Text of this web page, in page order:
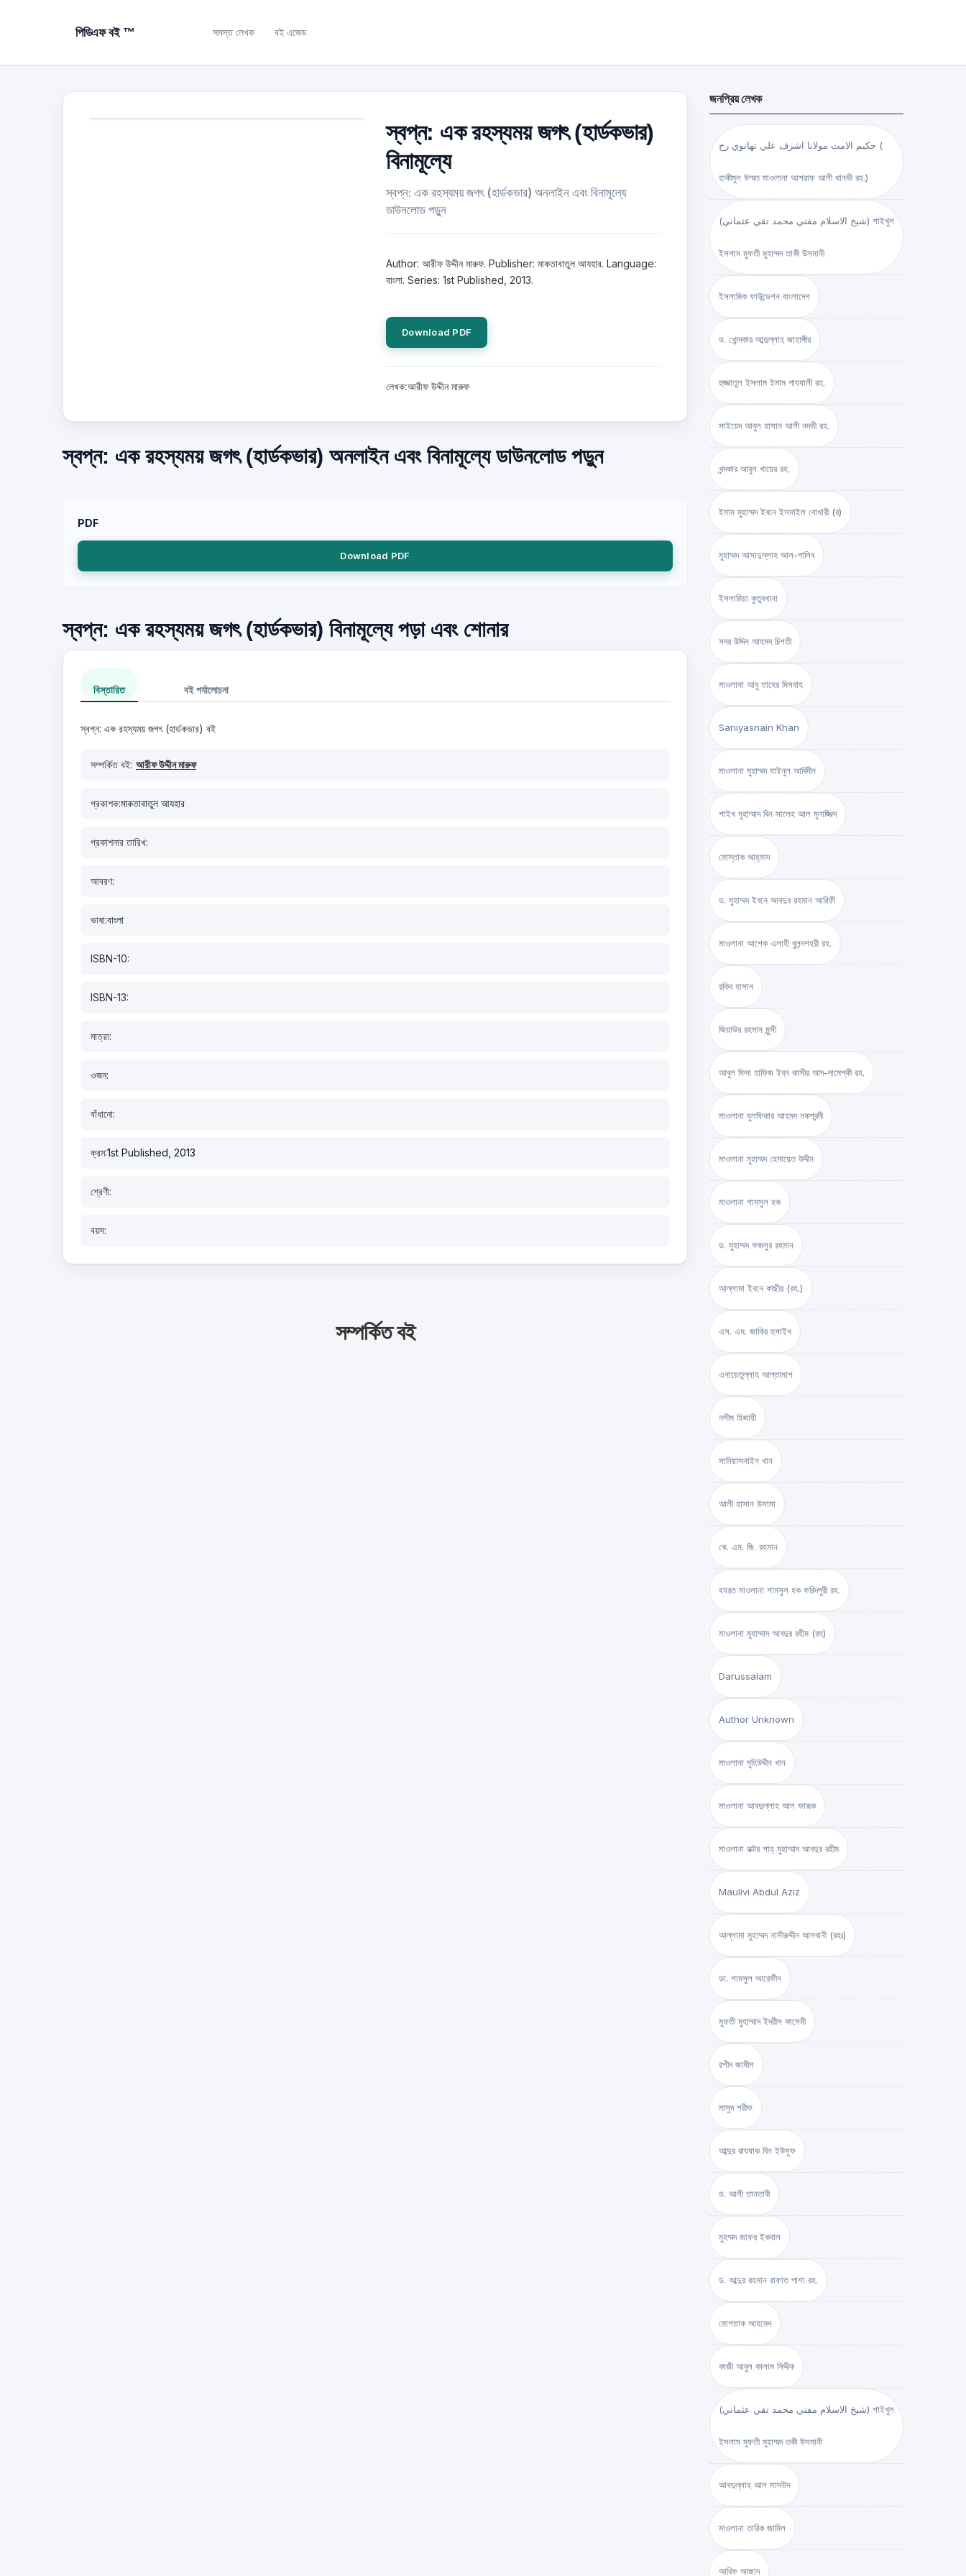
পিডিএফ বই ™ সমস্ত লেখক বই এজেড
স্বপ্ন: এক রহস্যময় জগৎ (হার্ডকভার)
বিনামূল্যে
স্বপ্ন: এক রহস্যময় জগৎ (হার্ডকভার) অনলাইন এবং বিনামূল্যে
ডাউনলোড পড়ুন
Author: আরীফ উদ্দীন মারুফ. Publisher: মাকতাবাতুল আযহার. Language:
বাংলা. Series: 1st Published, 2013.
Download PDF
লেখক:আরীফ উদ্দীন মারুফ
স্বপ্ন: এক রহস্যময় জগৎ (হার্ডকভার) অনলাইন এবং বিনামূল্যে ডাউনলোড পড়ুন
PDF
Download PDF
স্বপ্ন: এক রহস্যময় জগৎ (হার্ডকভার) বিনামূল্যে পড়া এবং শোনার
বিস্তারিত বই পর্যালোচনা
স্বপ্ন: এক রহস্যময় জগৎ (হার্ডকভার) বই
সম্পর্কিত বই: আরীফ উদ্দীন মারুফ
প্রকাশক:মাকতাবাতুল আযহার
প্রকাশনার তারিখ:
আবরণ:
ভাষা:বাংলা
ISBN-10:
ISBN-13:
মাত্রা:
ওজন:
বাঁধানো:
ক্রম:1st Published, 2013
শ্রেণী:
বয়স:
সম্পর্কিত বই
জনপ্রিয় লেখক
حكيم الامت مولانا اشرف علي تهانوي رح (
হাকীমুল উম্মত মাওলানা আশরাফ আলী থানভী রহ.)
(شيخ الاسلام مفتي محمد تقي عثماني) শাইখুল
ইসলাম মুফতী মুহাম্মদ তাকী উসমানী
ইসলামিক ফাউন্ডেশন বাংলাদেশ
ড. খোন্দকার আব্দুল্লাহ জাহাঙ্গীর
হুজ্জাতুল ইসলাম ইমাম গাযযালী রহ.
সাইয়েদ আবুল হাসান আলী নদভী রহ.
খন্দকার আবুল খায়ের রহ.
ইমাম মুহাম্মদ ইবনে ইসমাইল বোখারী (র)
মুহাম্মদ আসাদুল্লাহ আল-গালিব
ইসলামিয়া কুতুবখানা
সদর উদ্দিন আহমদ চিশতী
মাওলানা আবু তাহের মিসবাহ
Saniyasnain Khan
মাওলানা মুহাম্মদ যাইনুল আবিদীন
শাইখ মুহাম্মাদ বিন সালেহ আল মুনাজ্জিদ
মোস্তাক আহ্‌মাদ
ড. মুহাম্মদ ইবনে আবদুর রহমান আরিফী
মাওলানা আশেক এলাহী বুলন্দশহরী রহ.
রকিব হাসান
জিয়াউর রহমান মুন্সী
আবুল ফিদা হাফিজ ইব্‌ন কাসীর আদ-দামেশ্‌কী রহ.
মাওলানা যুলফিকার আহমদ নকশবন্দী
মাওলানা মুহাম্মদ হেমায়েত উদ্দীন
মাওলানা শামসুল হক
ড. মুহাম্মদ ফজলুর রহমান
আল্লামা ইবনে কাছীর (রহ.)
এস. এম. জাকির হুসাইন
এনায়েতুল্লাহ আল্‌তামাশ
নসীম হিজাযী
সানিয়াসনাইন খান
আলী হাসান উসামা
কে. এম. জি. রহমান
হযরত মাওলানা শামসুল হক ফরিদপুরী রহ.
মাওলানা মুহাম্মাদ আবদুর রহীম (রহ)
Darussalam
Author Unknown
মাওলানা মুহিউদ্দীন খান
মাওলানা আবদুল্লাহ আল ফারূক
মাওলানা ডক্টর শাহ্‌ মুহাম্মাদ আবদুর রহীম
Maulivi Abdul Aziz
আল্লামা মুহাম্মদ নাসীরুদ্দীন আলবানী (রহঃ)
ডা. শামসুল আরেফীন
মুফতী মুহাম্মাদ ইদরীস কাসেমী
রশীদ জামীল
মাসুদ শরীফ
আব্দুর রাযযাক বিন ইউসুফ
ড. আলী তানতাবী
মুহম্মদ জাফর ইকবাল
ড. আব্দুর রহমান রাফাত পাশা রহ.
মোশতাক আহমেদ
কাজী আবুল কালাম সিদ্দীক
(شيخ الاسلام مفتي محمد تقي عثماني) শাইখুল
ইসলাম মুফতী মুহাম্মদ তকী উসমানী
আবদুল্লাহ আল মাসউদ
মাওলানা তারিক জামিল
আরিফ আজাদ